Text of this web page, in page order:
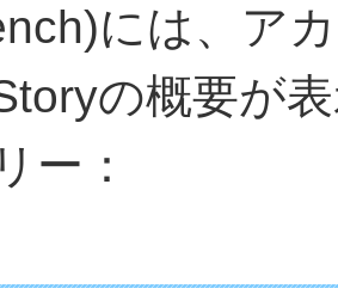
には、ア
の概要が
ー：